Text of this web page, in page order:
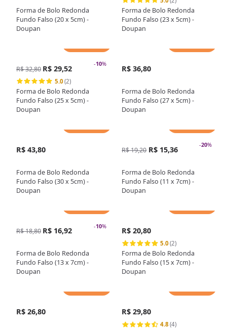
Forma de Bolo Redonda
Fundo Falso (20 x 5cm) -
Doupan
Forma de Bolo Redonda
Fundo Falso (23 x 5cm) -
Doupan
-10%
R$ 32,80 R$ 29,52
5.0(2)
Forma de Bolo Redonda
Fundo Falso (25 x 5cm) -
Doupan
R$ 36,80
Forma de Bolo Redonda
Fundo Falso (27 x 5cm) -
Doupan
R$ 43,80
Forma de Bolo Redonda
Fundo Falso (30 x 5cm) -
Doupan
-20%
R$ 19,20 R$ 15,36
Forma de Bolo Redonda
Fundo Falso (11 x 7cm) -
Doupan
-10%
R$ 18,80 R$ 16,92
Forma de Bolo Redonda
Fundo Falso (13 x 7cm) -
Doupan
R$ 20,80
5.0(2)
Forma de Bolo Redonda
Fundo Falso (15 x 7cm) -
Doupan
R$ 26,80 R$ 29,80
4.8(4)